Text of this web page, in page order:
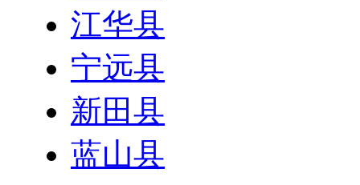
江华县
宁远县
新田县
蓝山县